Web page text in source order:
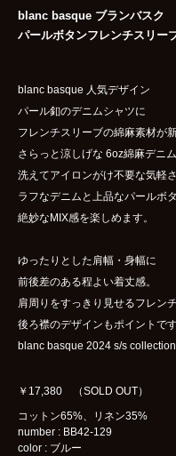
blanc basque ブランバスク
パールボタンフレンチスリー
blanc basque 人気デザイン
パール釦のデニムシャツに
フレンチスリーブの綿麻素材が新
さらっと涼しげな 6oz綿麻デニ
洗えてアイロンがけ不要な気軽さ
ラフなデニムと上品なパールボ
絶妙なMIX感を楽しめます。
ゆったりとした肩幅・身幅に
前後差のある程よい着丈感。
肩周りをすっきり見せるフレン
後ろ襟のデザインもポイントです
blanc basque 2024 s/s collection
￥17,380 （SOLD OUT）
コットン65%、リネン35%
number : BB42-129
color : ブルー